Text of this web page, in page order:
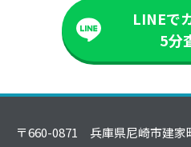
LINEで
5分
〒660-0871 兵庫県尼崎市建家